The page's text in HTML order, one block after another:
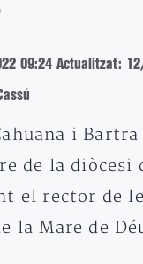
09:24 Actualitzat:
i Bartra
de la diòcesi
el rector de
la Mare de